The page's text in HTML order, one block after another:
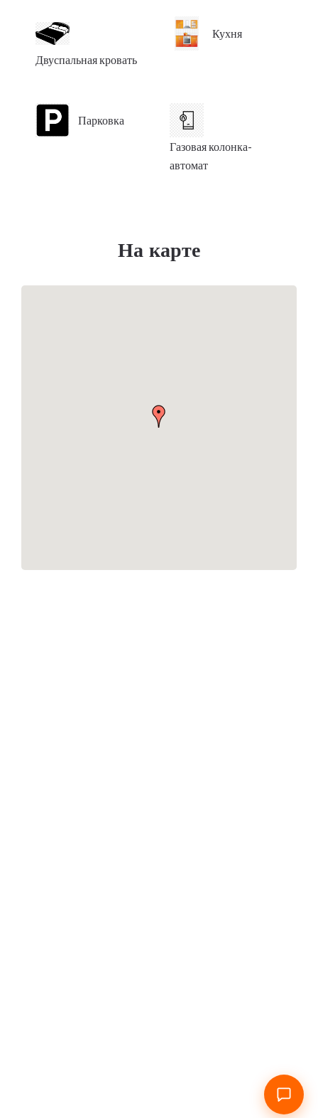
Двуспальная кровать
Кухня
Парковка
Газовая колонка-
автомат
На карте